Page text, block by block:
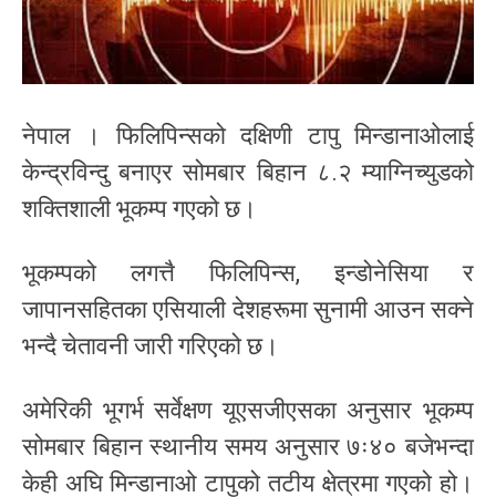
नेपाल । फिलिपिन्सको दक्षिणी टापु मिन्डानाओलाई
केन्द्रविन्दु बनाएर सोमबार बिहान ८.२ म्याग्निच्युडको
शक्तिशाली भूकम्प गएको छ।
भूकम्पको लगत्तै फिलिपिन्स, इन्डोनेसिया र
जापानसहितका एसियाली देशहरूमा सुनामी आउन सक्ने
भन्दै चेतावनी जारी गरिएको छ।
अमेरिकी भूगर्भ सर्वेक्षण यूएसजीएसका अनुसार भूकम्प
सोमबार बिहान स्थानीय समय अनुसार ७ः४० बजेभन्दा
केही अघि मिन्डानाओ टापुको तटीय क्षेत्रमा गएको हो।